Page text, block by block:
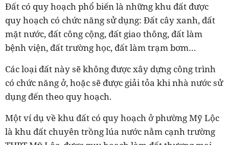
Đất có quy hoạch phổ biến là những khu đất được
quy hoạch có chức năng sử dụng: Đất cây xanh, đất
mặt nước, đất công cộng, đất giao thông, đất làm
bệnh viện, đất trường học, đất làm trạm bơm…
Các loại đất này sẽ không được xây dựng công trình
có chức năng ở, hoặc sẽ được giải tỏa khi nhà nước sử
dụng đến theo quy hoạch.
Một ví dụ về khu đất có quy hoạch ở phường Mỹ Lộc
là khu đất chuyên trồng lúa nước nằm cạnh trường